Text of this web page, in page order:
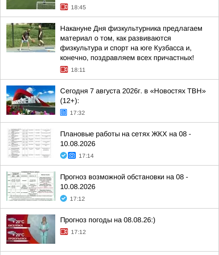
18:45
Накануне Дня физкультурника предлагаем
материал о том, как развиваются
физкультура и спорт на юге Кузбасса и,
конечно, поздравляем всех причастных!
18:11
Сегодня 7 августа 2026г. в «Новостях ТВН»
(12+):
17:32
Плановые работы на сетях ЖКХ на 08 -
10.08.2026
17:14
Прогноз возможной обстановки на 08 -
10.08.2026
17:12
Прогноз погоды на 08.08.26:)
17:12